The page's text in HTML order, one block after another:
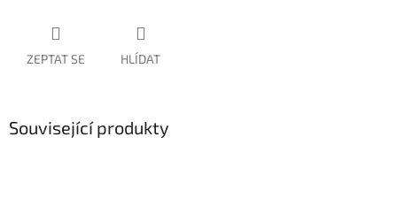
ZEPTAT SE HLÍDAT
Související produkty